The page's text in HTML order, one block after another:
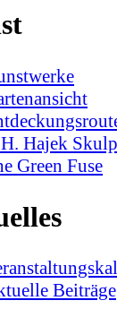
Hajek
Green Fuse
Beiträge